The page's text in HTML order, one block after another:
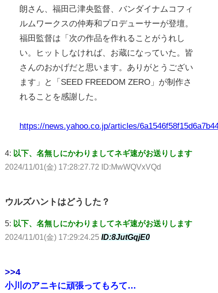
朗さん、福田己津央監督、バンダイナムコフィ
ルムワークスの仲寿和プロデューサーが登壇。
福田監督は「次の作品を作れることがうれし
い。ヒットしなければ、お蔵になっていた。皆
さんのおかげだと思います。ありがとうござい
ます」と「SEED FREEDOM ZERO」が制作さ
れることを感謝した。
https://news.yahoo.co.jp/articles/
4: 以下、名無しにかわりましてネギ速がお送りします
2024/11/01(金) 17:28:27.72 ID:MwWQVxVQd
ウルズハントはどうした？
5: 以下、名無しにかわりましてネギ速がお送りします
2024/11/01(金) 17:29:24.25 ID:8JutGqjE0
>>4
小川のアニキに頑張ってもろて…